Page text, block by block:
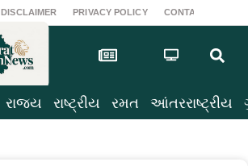
DISCLAIMER PRIVACY POLICY CONTACT US
રાજ્ય રાષ્ટ્રીય રમત આંતરરાષ્ટ્રીય